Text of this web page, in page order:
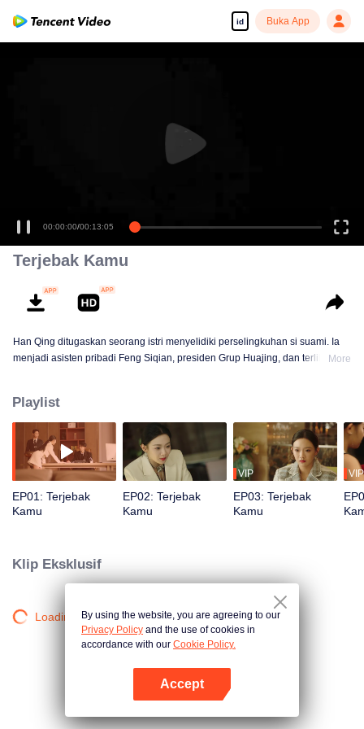
id Buka App
00:00:00/00:13:05
Terjebak Kamu
Han Qing ditugaskan seorang istri menyelidiki perselingkuhan si suami. Ia
menjadi asisten pribadi Feng Siqian, presiden Grup Huajing, dan terlibat
makna cinta sejati. Akankah mereka berhasil mengungkap semua rahasia?
More
Playlist
EP01: Terjebak
Kamu
EP02: Terjebak
Kamu
VIP
EP03: Terjebak
Kamu
VIP
Klip Eksklusif
Loading…By using the website, you are agreeing to our
Privacy Policy and the use of cookies in
accordance with our Cookie Policy.
Accept